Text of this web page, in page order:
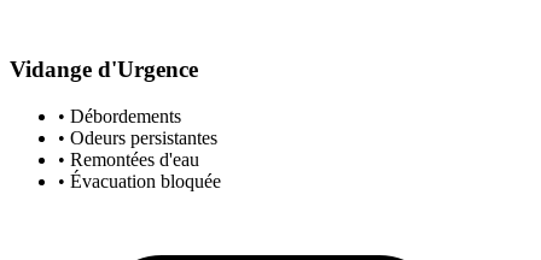
Vidange d'Urgence
• Débordements
• Odeurs persistantes
• Remontées d'eau
• Évacuation bloquée